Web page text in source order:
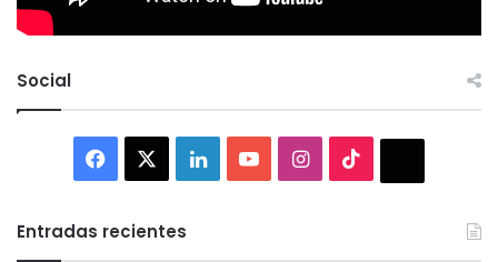
Social
Facebook LinkedInYouTubeInstagram
Entradas recientes